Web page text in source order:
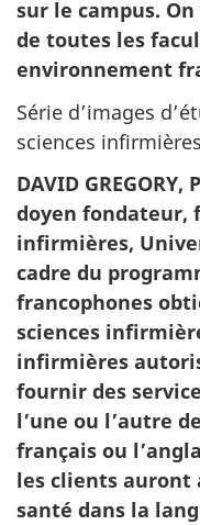
sur le campus.
de toutes les
environnement
Série d’images
sciences
DAVID
doyen fondateur,
infirmières,
cadre du
francophones
sciences
infirmières
fournir des
l’une ou l’autre
français ou
les clients auront
santé dans la